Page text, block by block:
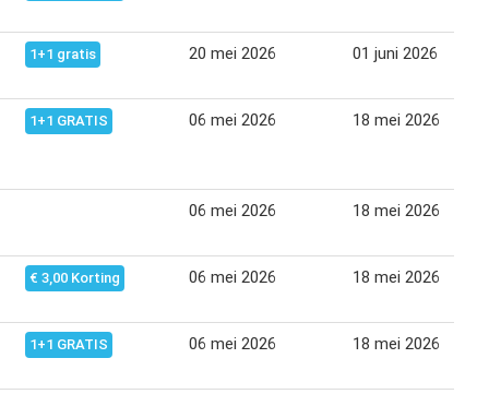
1+1 gratis 20 mei 2026 01 juni 2026
1+1 GRATIS 06 mei 2026 18 mei 2026
06 mei 2026 18 mei 2026
€ 3,00 Korting 06 mei 2026 18 mei 2026
1+1 GRATIS 06 mei 2026 18 mei 2026